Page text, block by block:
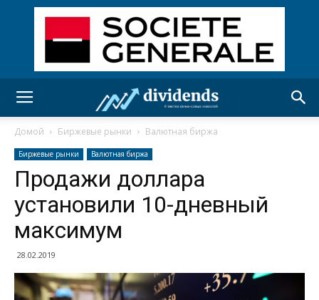
Домой Биржевые рынки Валютная биржа
Биржевые рынки Валютная биржа
Продажи доллара
установили 10-дневный
максимум
28.02.2019